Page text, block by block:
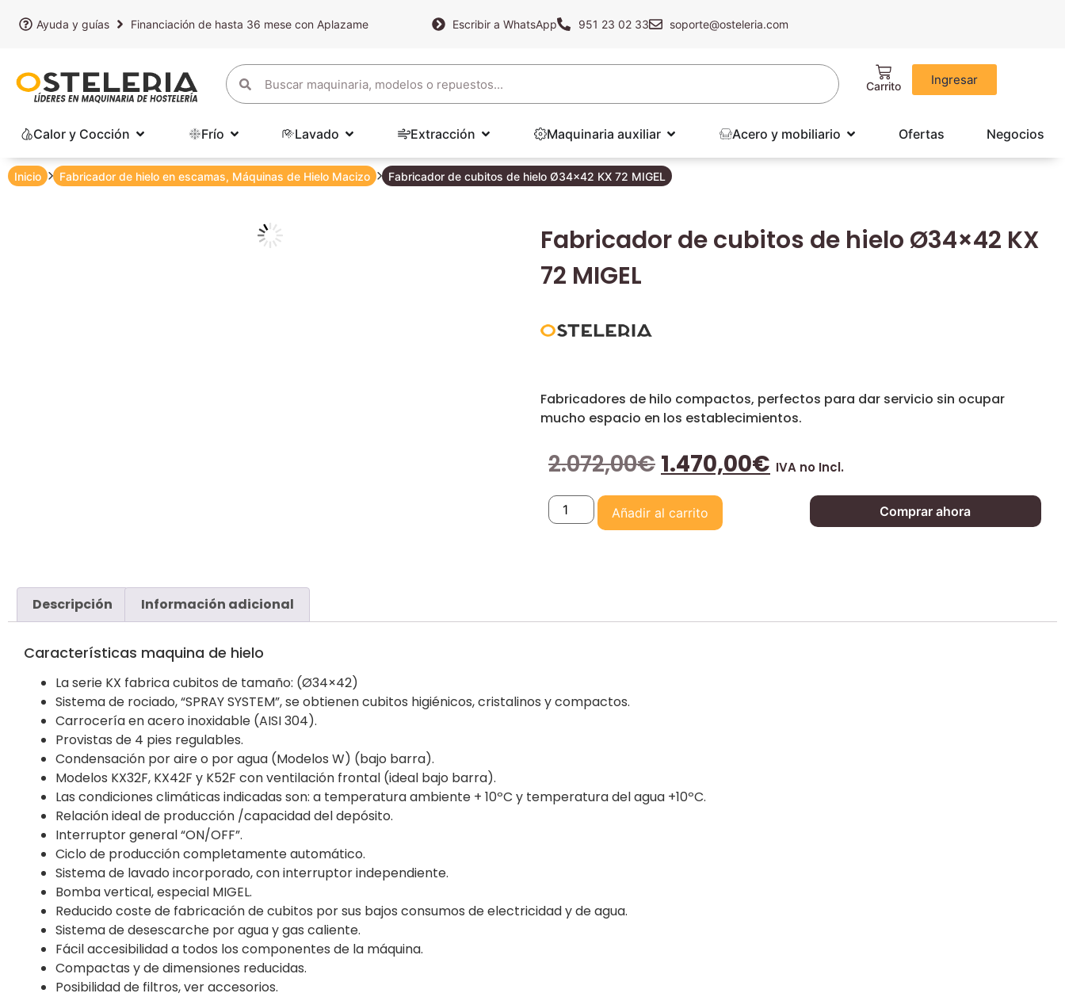
Ayuda y guías Financiación de hasta 36 mese con Aplazame Escribir a WhatsApp 951 23 02 33 soporte@osteleria.com
Ingresar
Calor y Cocción Frío Lavado Extracción Maquinaria auxiliar Acero y mobiliario Ofertas Negocios
Inicio Fabricador de hielo en escamas, Máquinas de Hielo Macizo Fabricador de cubitos de hielo Ø34×42 KX 72 MIGEL
Fabricador de cubitos de hielo Ø34×42 KX
72 MIGEL
Fabricadores de hilo compactos, perfectos para dar servicio sin ocupar
mucho espacio en los establecimientos.
2.072,00€ 1.470,00€ IVA no Incl.
Añadir al carrito Comprar ahora
Descripción Información adicional
Características maquina de hielo
La serie KX fabrica cubitos de tamaño: (Ø34×42)
Sistema de rociado, “SPRAY SYSTEM”, se obtienen cubitos higiénicos, cristalinos y compactos.
Carrocería en acero inoxidable (AISI 304).
Provistas de 4 pies regulables.
Condensación por aire o por agua (Modelos W) (bajo barra).
Modelos KX32F, KX42F y K52F con ventilación frontal (ideal bajo barra).
Las condiciones climáticas indicadas son: a temperatura ambiente + 10ºC y temperatura del agua +10ºC.
Relación ideal de producción /capacidad del depósito.
Interruptor general “ON/OFF”.
Ciclo de producción completamente automático.
Sistema de lavado incorporado, con interruptor independiente.
Bomba vertical, especial MIGEL.
Reducido coste de fabricación de cubitos por sus bajos consumos de electricidad y de agua.
Sistema de desescarche por agua y gas caliente.
Fácil accesibilidad a todos los componentes de la máquina.
Compactas y de dimensiones reducidas.
Posibilidad de filtros, ver accesorios.